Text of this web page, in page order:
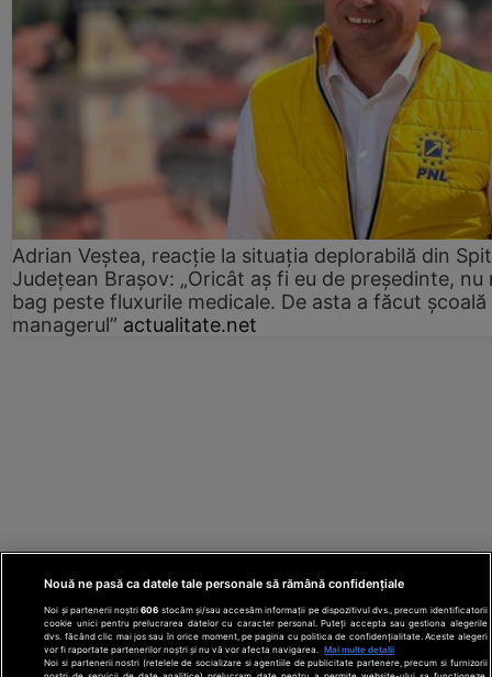
Adrian Veștea, reacție la situația deplorabilă din
Județean Brașov: „Oricât aș fi eu de președinte, nu
bag peste fluxurile medicale. De asta a făcut școală
managerul” actualitate.net
Nouă ne pasă ca datele tale personale să rămână confidențiale
Noi și partenerii noștri606 stocăm și/sau accesăm informații pe dispozitivul dvs., precum identificatorii
cookie unici pentru prelucrarea datelor cu caracter personal. Puteți accepta sau gestiona alegerile
dvs. făcând clic mai jos sau în orice moment, pe pagina cu politica de confidențialitate. Aceste alegeri
vor fi raportate partenerilor noștri și nu vă vor afecta navigarea.
Mai multe detalii
Noi si partenerii nostri (retelele de socializare si agentiile de publicitate partenere, precum si furnizorii